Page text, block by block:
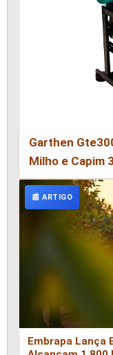
Garthen
Milho e Capim
📰 ARTIGO
Embrapa Lança